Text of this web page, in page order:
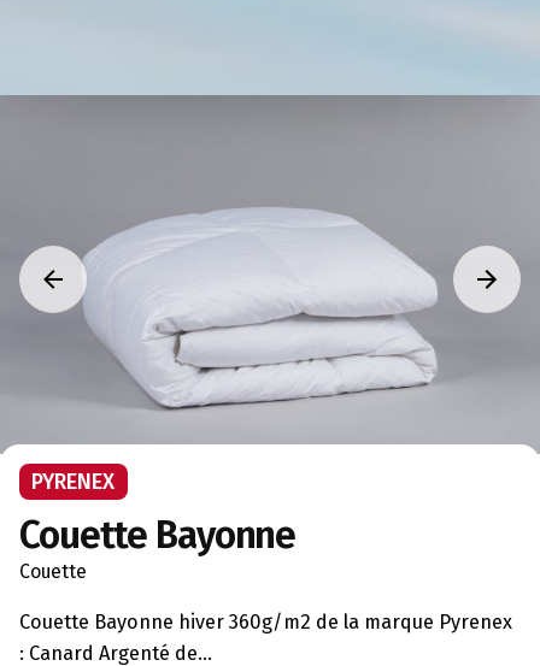
PYRENEX
Couette Bayonne
Couette
Couette Bayonne hiver 360g/m2 de la marque Pyrenex
: Canard Argenté de…